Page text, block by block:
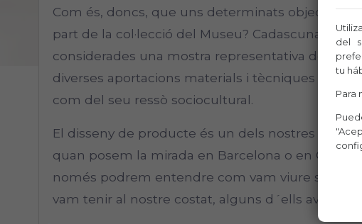
Com és, doncs, que uns determinats objectes i
part de la col·lecció del Museu? Cadascuna de
considerades una mostra representativa del
diverses aportacions materials i tècniques
com del seu ressò sociocultural.
El disseny de producte és un dels nostres grans
quan posem la mirada en Barcelona o en
només podrem entendre com vam viure si
vam tenir al nostre costat, alguns d´ells avui
del
tu
Para